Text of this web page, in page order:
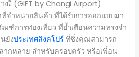
งี (GIFT by Changi Airport)
จำหน่ายสินค้า ที่ได้รับการออกแบบมา
ฑ์การท่องเที่ยว ที่ย้ำเตือนความทรงจำ
ยังประเทศสิงคโปร์ ที่ซึ่งคุณสามารถ
ากหลาย สำหรับครอบครัว หรือเพื่อน